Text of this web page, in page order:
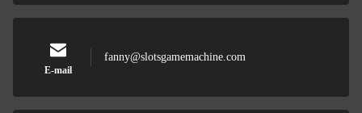
E-mail
fanny@slotsgamemachine.com